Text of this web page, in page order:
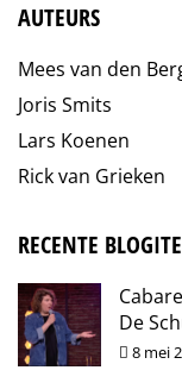
AUTEURS
Mees van den
Joris Smits
Lars Koenen
Rick van Grieken
RECENTE
De
8 mei